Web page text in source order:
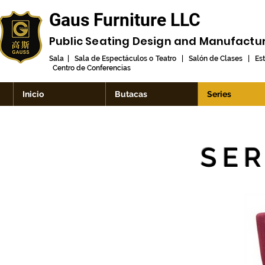
Gaus Furniture LLC
Public Seating Design and
Sala | Sala de Espectáculos o Teatro | Salón de Clases |
Centro de Conferencias
Inicio Butacas Series